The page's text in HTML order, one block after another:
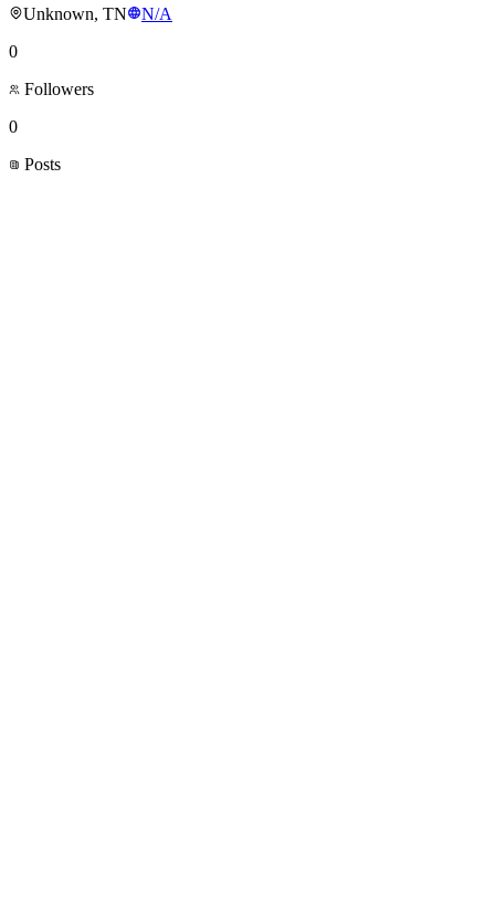
Unknown, TN
N/A
0
Followers
0
Posts